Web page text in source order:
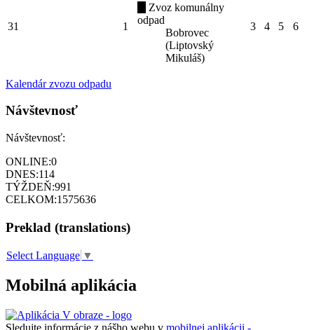
31 1
Zvoz komunálny
odpad
Bobrovec
(Liptovský
Mikuláš)
3 4 5 6
Kalendár zvozu odpadu
Návštevnosť
Návštevnosť:
ONLINE:0
DNES:114
TÝŽDEŇ:991
CELKOM:1575636
Preklad (translations)
Select Language ▼
Mobilná aplikácia
Sledujte informácie z nášho webu v mobilnej aplikácii -